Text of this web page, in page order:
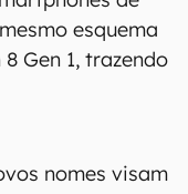
esquema
Gen 1, trazendo
nomes visam